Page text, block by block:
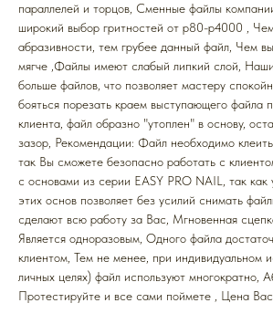
параллелей и торцов, Cменные файлы
широкий выбор гритностей от р80-р4000 ,
абразивности, тем грубее данный файл, Чем
мягче ,Файлы имеют слабый липкий слой,
больше файлов, что позволяет мастеру
бояться порезать краем выступающего файла
клиента, файл образно "утоплен" в основу,
зазор, Рекомендации: Файл необходимо
так Вы сможете безопасно работать с
с основами из серии EASY PRO NAIL, так как
этих основ позволяет без усилий снимать
сделают всю работу за Вас, Мгновенная
Является одноразовым, Одного файла
клиентом, Тем не менее, при индивидуальном
личных целях) файл используют многократно,
Протестируйте и все сами поймете , Цена Вас